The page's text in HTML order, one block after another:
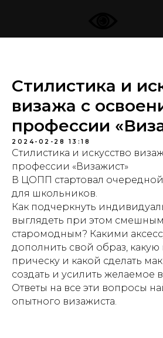
Стилистика и
визажа с
профессии
2024-02-28 13:18
Стилистика и искусство
профессии «Визажист»
В ЦОПП стартовал
для школьников.
Как подчеркнуть
выглядеть при этом
старомодным? Какими
дополнить свой образ, какую
прическу и какой сделать
создать и усилить желаемое
Ответы на все эти вопросы
опытного визажиста.